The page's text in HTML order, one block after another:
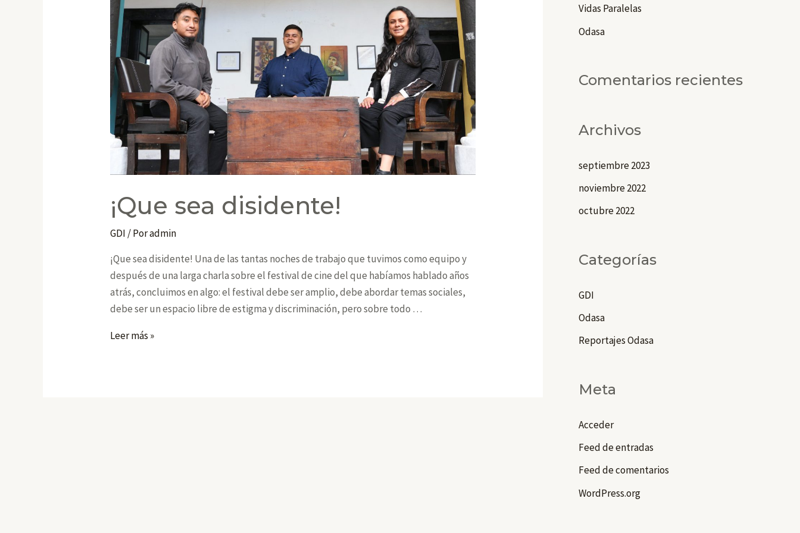
¡Que sea disidente!
GDI / Poradmin
¡Que sea disidente! Una de las tantas noches de trabajo que tuvimos como equipo y
después de una larga charla sobre el festival de cine del que habíamos hablado años
atrás, concluimos en algo: el festival debe ser amplio, debe abordar temas sociales,
debe ser un espacio libre de estigma y discriminación, pero sobre todo …
¡Que
Leer más »
Vidas Paralelas
Odasa
Comentarios recientes
Archivos
septiembre 2023
noviembre 2022
octubre 2022
Categorías
GDI
Odasa
Reportajes Odasa
Meta
Acceder
Feed de entradas
Feed de comentarios
WordPress.org